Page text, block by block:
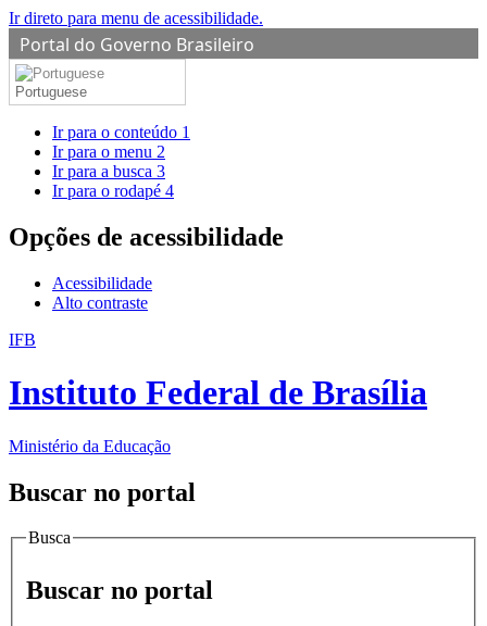
Ir direto para menu de acessibilidade.
Portal do Governo Brasileiro
Portuguese
Ir para o conteúdo 1
Ir para o menu 2
Ir para a busca 3
Ir para o rodapé 4
Opções de acessibilidade
Acessibilidade
Alto contraste
IFB
Instituto Federal de Brasília
Ministério da Educação
Buscar no portal
Busca
Buscar no portal